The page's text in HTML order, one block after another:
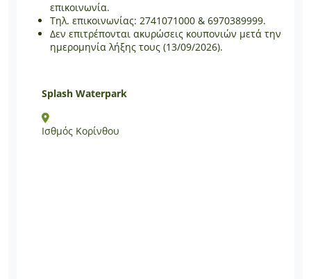
επικοινωνία.
Τηλ. επικοινωνίας: 2741071000 & 6970389999.
Δεν επιτρέπονται ακυρώσεις κουπονιών μετά την
ημερομηνία λήξης τους (13/09/2026).
Splash Waterpark
Ισθμός Κορίνθου